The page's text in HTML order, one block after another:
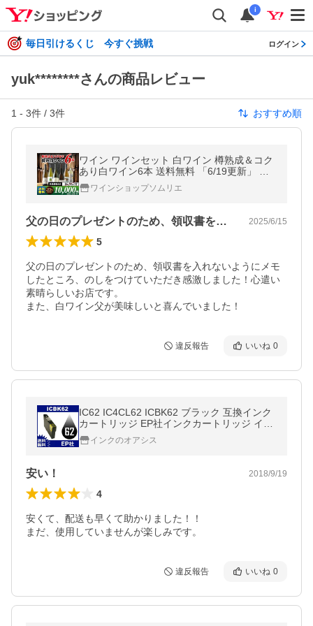
i
毎日引けるくじ 今すぐ挑戦 ログイン
yuk********さんの商品レビュー
1 - 3件 / 3件 おすすめ順
ワイン ワインセット 白ワイン 樽熟成＆コク
あり白ワイン6本 送料無料 「6/19更新」 爆
買 ワインショップソムリエ
父の日のプレゼントのため、領収書を入れ… 2025/6/15
5
父の日のプレゼントのため、領収書を入れないようにメモ
したところ、のしをつけていただき感激しました！心遣い
素晴らしいお店です。
また、白ワイン父が美味しいと喜んでいました！
違反報告 いいね 0
IC62 IC4CL62 ICBK62 ブラック 互換インク
カートリッジ EP社インクカートリッジ イン
クカートリッジ 送料無料
インクのオアシス
安い！ 2018/9/19
4
安くて、配送も早くて助かりました！！
まだ、使用していませんが楽しみです。
違反報告 いいね 0